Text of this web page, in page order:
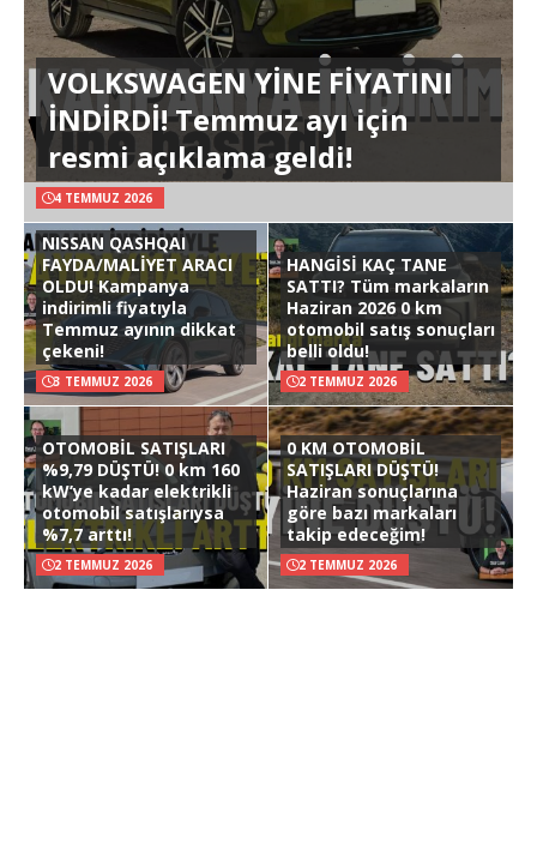
VOLKSWAGEN YİNE FİYATINI
İNDİRDİ! Temmuz ayı için
resmi açıklama geldi!
4 TEMMUZ 2026
NISSAN QASHQAI
FAYDA/MALİYET ARACI
OLDU! Kampanya
indirimli fiyatıyla
Temmuz ayının dikkat
çekeni!
3 TEMMUZ 2026
HANGİSİ KAÇ TANE
SATTI? Tüm markaların
Haziran 2026 0 km
otomobil satış sonuçları
belli oldu!
2 TEMMUZ 2026
OTOMOBİL SATIŞLARI
%9,79 DÜŞTÜ! 0 km 160
kW’ye kadar elektrikli
otomobil satışlarıysa
%7,7 arttı!
2 TEMMUZ 2026
0 KM OTOMOBİL
SATIŞLARI DÜŞTÜ!
Haziran sonuçlarına
göre bazı markaları
takip edeceğim!
2 TEMMUZ 2026